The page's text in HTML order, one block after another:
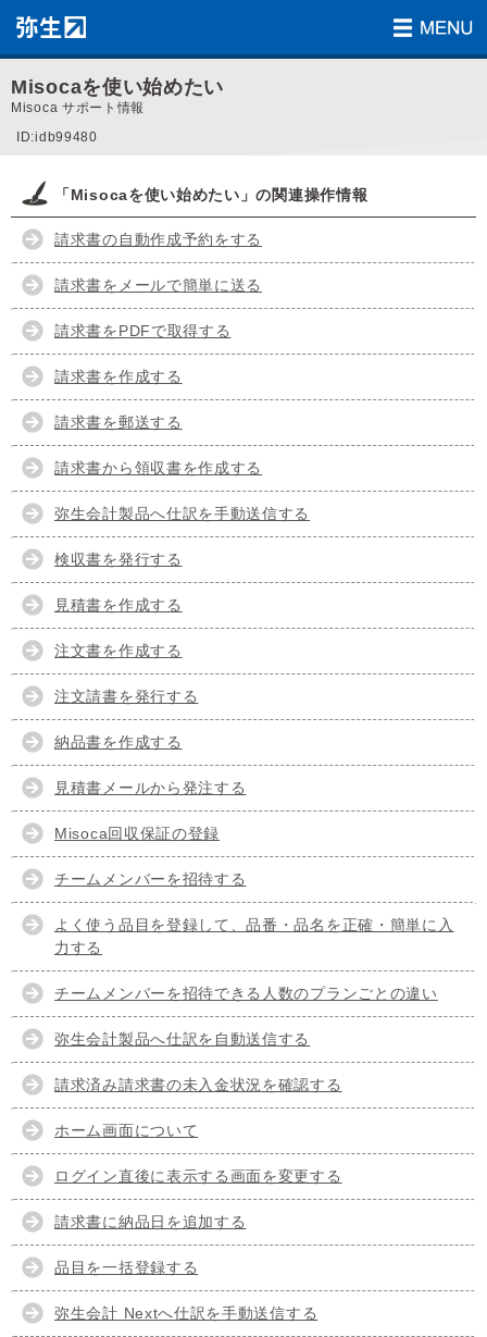
Misocaを使い始めたい
Misoca サポート情報
ID:idb99480
「Misocaを使い始めたい」の関連操作情報
請求書の自動作成予約をする
請求書をメールで簡単に送る
請求書をPDFで取得する
請求書を作成する
請求書を郵送する
請求書から領収書を作成する
弥生会計製品へ仕訳を手動送信する
検収書を発行する
見積書を作成する
注文書を作成する
注文請書を発行する
納品書を作成する
見積書メールから発注する
Misoca回収保証の登録
チームメンバーを招待する
よく使う品目を登録して、品番・品名を正確・簡単に入
力する
チームメンバーを招待できる人数のプランごとの違い
弥生会計製品へ仕訳を自動送信する
請求済み請求書の未入金状況を確認する
ホーム画面について
ログイン直後に表示する画面を変更する
請求書に納品日を追加する
品目を一括登録する
弥生会計 Nextへ仕訳を手動送信する